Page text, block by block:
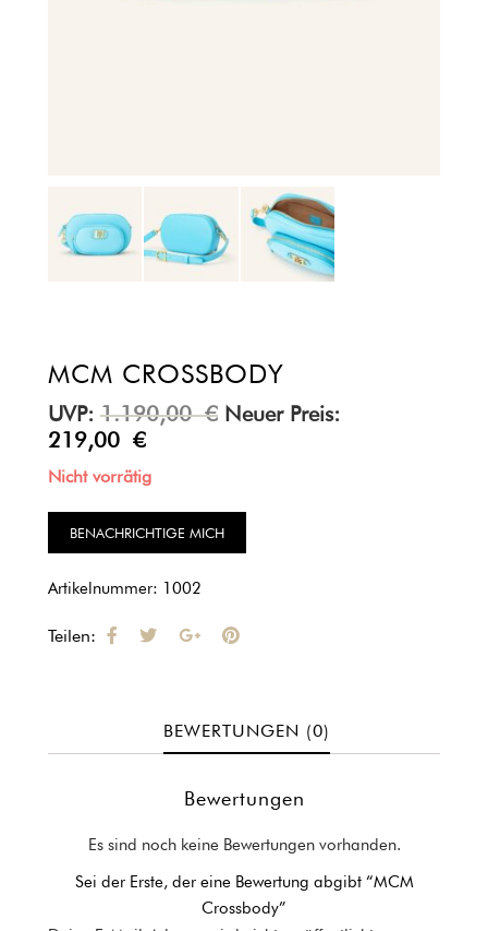
MCM CROSSBODY
UVP: 1.190,00€ Neuer Preis:
219,00 €
Nicht vorrätig
Artikelnummer: 1002
Teilen:
BEWERTUNGEN (0)
Bewertungen
Es sind noch keine Bewertungen vorhanden.
Sei der Erste, der eine Bewertung abgibt “MCM
Crossbody”